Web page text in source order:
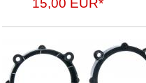
15,00 EUR*